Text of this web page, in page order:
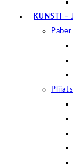
KUNSTI –
Paber